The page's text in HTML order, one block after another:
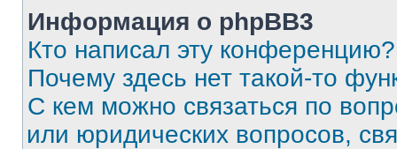
Информация о phpBB3
Кто написал эту конференцию?
Почему здесь нет такой-то
С кем можно связаться по
или юридических вопросов,